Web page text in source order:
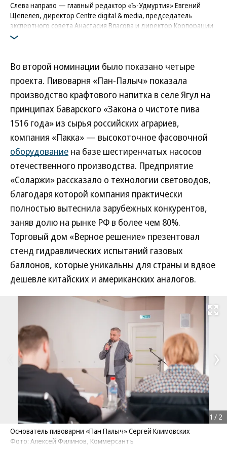
Слева направо — главный редактор «Ъ-Удмуртия» Евгений
Щепелев, директор Centre digital & media, председатель
экспертного совета Анастасия Власова и директор Корпорации
развития Удмуртии Эмиль Бикмеев
Во второй номинации было показано четыре
проекта. Пивоварня «Пан-Палыч» показала
производство крафтового напитка в селе Ягул на
принципах баварского «Закона о чистоте пива
1516 года» из сырья российских аграриев,
компания «Пакка» — высокоточное фасовочной
оборудование на базе шестиренчатых насосов
отечественного производства. Предприятие
«Соларжи» рассказало о технологии световодов,
благодаря которой компания практически
полностью вытеснила зарубежных конкурентов,
заняв долю на рынке РФ в более чем 80%.
Торговый дом «Верное решение» презентовал
стенд гидравлических испытаний газовых
баллонов, которые уникальны для страны и вдвое
дешевле китайских и американских аналогов.
Развернуть
Основатель пивоварни «Пан Палыч» Сергей Климовских
Фото: Алексей Филинов, Коммерсантъ
1 / 2